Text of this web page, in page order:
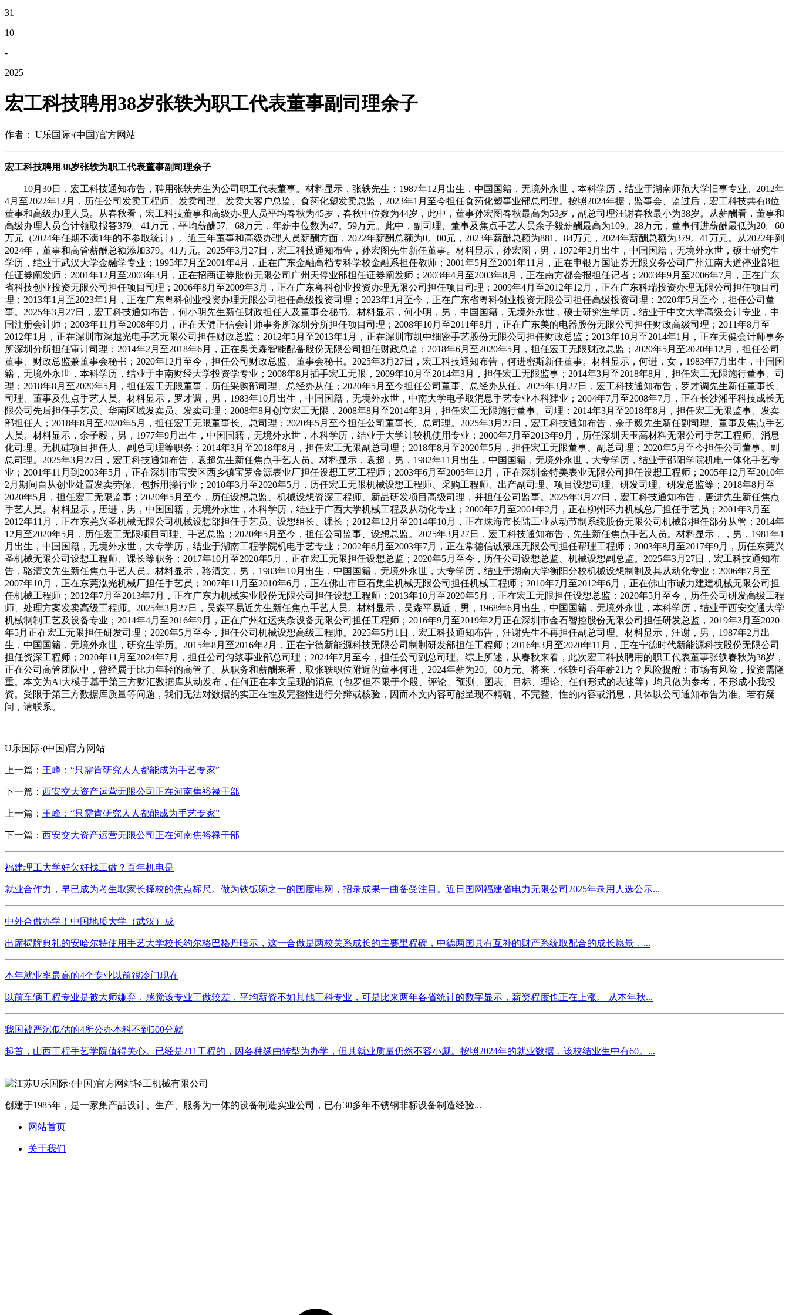
31
10
-
2025
宏工科技聘用38岁张轶为职工代表董事副司理余子
作者： U乐国际·(中国)官方网站
宏工科技聘用38岁张轶为职工代表董事副司理余子
10月30日，宏工科技通知布告，聘用张轶先生为公司职工代表董事。材料显示，张轶先生：1987年12月出生，中国国籍，无境外永世，本科学历，结业于湖南师范大学旧事专业。2012年
4月至2022年12月，历任公司发卖工程师、发卖司理、发卖大客户总监、食药化塑发卖总监，2023年1月至今担任食药化塑事业部总司理。按照2024年据，监事会、监过后，宏工科技共有8位
董事和高级办理人员。从春秋看，宏工科技董事和高级办理人员平均春秋为45岁，春秋中位数为44岁，此中，董事孙宏图春秋最高为53岁，副总司理汪谢春秋最小为38岁。从薪酬看，董事和
高级办理人员合计领取报答379。41万元，平均薪酬57。68万元，年薪中位数为47。59万元。此中，副司理、董事及焦点手艺人员余子毅薪酬最高为109。28万元，董事何进薪酬最低为20。60
万元（2024年任期不满1年的不参取统计）。近三年董事和高级办理人员薪酬方面，2022年薪酬总额为0。00元，2023年薪酬总额为881。84万元，2024年薪酬总额为379。41万元。从2022年到
2024年，董事和高管薪酬总额添加379。41万元。2025年3月27日，宏工科技通知布告，孙宏图先生新任董事。材料显示，孙宏图，男，1972年2月出生，中国国籍，无境外永世，硕士研究生
学历，结业于武汉大学金融学专业；1995年7月至2001年4月，正在广东金融高档专科学校金融系担任教师；2001年5月至2001年11月，正在申银万国证券无限义务公司广州江南大道停业部担
任证券阐发师；2001年12月至2003年3月，正在招商证券股份无限公司广州天停业部担任证券阐发师；2003年4月至2003年8月，正在南方都会报担任记者；2003年9月至2006年7月，正在广东
省科技创业投资无限公司担任项目司理；2006年8月至2009年3月，正在广东粤科创业投资办理无限公司担任项目司理；2009年4月至2012年12月，正在广东科瑞投资办理无限公司担任项目司
理；2013年1月至2023年1月，正在广东粤科创业投资办理无限公司担任高级投资司理；2023年1月至今，正在广东省粤科创业投资无限公司担任高级投资司理；2020年5月至今，担任公司董
事。2025年3月27日，宏工科技通知布告，何小明先生新任财政担任人及董事会秘书。材料显示，何小明，男，中国国籍，无境外永世，硕士研究生学历，结业于中文大学高级会计专业，中
国注册会计师；2003年11月至2008年9月，正在天健正信会计师事务所深圳分所担任项目司理；2008年10月至2011年8月，正在广东美的电器股份无限公司担任财政高级司理；2011年8月至
2012年1月，正在深圳市深越光电手艺无限公司担任财政总监；2012年5月至2013年1月，正在深圳市凯中细密手艺股份无限公司担任财政总监；2013年10月至2014年1月，正在天健会计师事务
所深圳分所担任审计司理；2014年2月至2018年6月，正在奥美森智能配备股份无限公司担任财政总监；2018年6月至2020年5月，担任宏工无限财政总监；2020年5月至2020年12月，担任公司
董事、财政总监兼董事会秘书；2020年12月至今，担任公司财政总监、董事会秘书。2025年3月27日，宏工科技通知布告，何进密斯新任董事。材料显示，何进，女，1983年7月出生，中国国
籍，无境外永世，本科学历，结业于中南财经大学投资学专业；2008年8月插手宏工无限，2009年10月至2014年3月，担任宏工无限监事；2014年3月至2018年8月，担任宏工无限施行董事、司
理；2018年8月至2020年5月，担任宏工无限董事，历任采购部司理、总经办从任；2020年5月至今担任公司董事、总经办从任。2025年3月27日，宏工科技通知布告，罗才调先生新任董事长、
司理、董事及焦点手艺人员。材料显示，罗才调，男，1983年10月出生，中国国籍，无境外永世，中南大学电子取消息手艺专业本科肄业；2004年7月至2008年7月，正在长沙湘平科技成长无
限公司先后担任手艺员、华南区域发卖员、发卖司理；2008年8月创立宏工无限，2008年8月至2014年3月，担任宏工无限施行董事、司理；2014年3月至2018年8月，担任宏工无限监事、发卖
部担任人；2018年8月至2020年5月，担任宏工无限董事长、总司理；2020年5月至今担任公司董事长、总司理。2025年3月27日，宏工科技通知布告，余子毅先生新任副司理、董事及焦点手艺
人员。材料显示，余子毅，男，1977年9月出生，中国国籍，无境外永世，本科学历，结业于大学计较机使用专业；2000年7月至2013年9月，历任深圳天玉高材料无限公司手艺工程师、消息
化司理、无机硅项目担任人、副总司理等职务；2014年3月至2018年8月，担任宏工无限副总司理；2018年8月至2020年5月，担任宏工无限董事、副总司理；2020年5月至今担任公司董事、副
总司理。2025年3月27日，宏工科技通知布告，袁超先生新任焦点手艺人员。材料显示，袁超，男，1982年11月出生，中国国籍，无境外永世，大专学历，结业于邵阳学院机电一体化手艺专
业；2001年11月到2003年5月，正在深圳市宝安区西乡镇宝罗金源表业厂担任设想工艺工程师；2003年6月至2005年12月，正在深圳金特美表业无限公司担任设想工程师；2005年12月至2010年
2月期间自从创业处置发卖劳保、包拆用操行业；2010年3月至2020年5月，历任宏工无限机械设想工程师、采购工程师、出产副司理、项目设想司理、研发司理、研发总监等；2018年8月至
2020年5月，担任宏工无限监事；2020年5月至今，历任设想总监、机械设想资深工程师、新品研发项目高级司理，并担任公司监事。2025年3月27日，宏工科技通知布告，唐进先生新任焦点
手艺人员。材料显示，唐进，男，中国国籍，无境外永世，本科学历，结业于广西大学机械工程及从动化专业；2000年7月至2001年2月，正在柳州环力机械总厂担任手艺员；2001年3月至
2012年11月，正在东莞兴圣机械无限公司机械设想部担任手艺员、设想组长、课长；2012年12月至2014年10月，正在珠海市长陆工业从动节制系统股份无限公司机械部担任部分从管；2014年
12月至2020年5月，历任宏工无限项目司理、手艺总监；2020年5月至今，担任公司监事、设想总监。2025年3月27日，宏工科技通知布告，先生新任焦点手艺人员。材料显示，，男，1981年1
月出生，中国国籍，无境外永世，大专学历，结业于湖南工程学院机电手艺专业；2002年6月至2003年7月，正在常德信诚液压无限公司担任帮理工程师；2003年8月至2017年9月，历任东莞兴
圣机械无限公司设想工程师、课长等职务；2017年10月至2020年5月，正在宏工无限担任设想总监；2020年5月至今，历任公司设想总监、机械设想副总监。2025年3月27日，宏工科技通知布
告，骆清文先生新任焦点手艺人员。材料显示，骆清文，男，1983年10月出生，中国国籍，无境外永世，大专学历，结业于湖南大学衡阳分校机械设想制制及其从动化专业；2006年7月至
2007年10月，正在东莞泓光机械厂担任手艺员；2007年11月至2010年6月，正在佛山市巨石集尘机械无限公司担任机械工程师；2010年7月至2012年6月，正在佛山市诚力建建机械无限公司担
任机械工程师；2012年7月至2013年7月，正在广东力机械实业股份无限公司担任设想工程师；2013年10月至2020年5月，正在宏工无限担任设想总监；2020年5月至今，历任公司研发高级工程
师、处理方案发卖高级工程师。2025年3月27日，吴森平易近先生新任焦点手艺人员。材料显示，吴森平易近，男，1968年6月出生，中国国籍，无境外永世，本科学历，结业于西安交通大学
机械制制工艺及设备专业；2014年4月至2016年9月，正在广州红运夹杂设备无限公司担任工程师；2016年9月至2019年2月正在深圳市金石智控股份无限公司担任研发总监，2019年3月至2020
年5月正在宏工无限担任研发司理；2020年5月至今，担任公司机械设想高级工程师。2025年5月1日，宏工科技通知布告，汪谢先生不再担任副总司理。材料显示，汪谢，男，1987年2月出
生，中国国籍，无境外永世，研究生学历。2015年8月至2016年2月，正在宁德新能源科技无限公司制制研发部担任工程师；2016年3月至2020年11月，正在宁德时代新能源科技股份无限公司
担任资深工程师；2020年11月至2024年7月，担任公司匀浆事业部总司理；2024年7月至今，担任公司副总司理。综上所述，从春秋来看，此次宏工科技聘用的职工代表董事张轶春秋为38岁，
正在公司高管团队中，曾经属于比力年轻的高管了。从职务和薪酬来看，取张轶职位附近的董事何进，2024年薪为20。60万元。将来，张轶可否年薪21万？风险提醒：市场有风险，投资需隆
重。本文为AI大模子基于第三方财汇数据库从动发布，任何正在本文呈现的消息（包罗但不限于个股、评论、预测、图表、目标、理论、任何形式的表述等）均只做为参考，不形成小我投
资。受限于第三方数据库质量等问题，我们无法对数据的实正在性及完整性进行分辩或核验，因而本文内容可能呈现不精确、不完整、性的内容或消息，具体以公司通知布告为准。若有疑
问，请联系。
U乐国际·(中国)官方网站
上一篇： 王峰：“只需肯研究人人都能成为手艺专家”
下一篇： 西安交大资产运营无限公司正在河南焦裕禄干部
上一篇： 王峰：“只需肯研究人人都能成为手艺专家”
下一篇： 西安交大资产运营无限公司正在河南焦裕禄干部
福建理工大学好欠好找工做？百年机电是
就业合作力，早已成为考生取家长择校的焦点标尺。做为铁饭碗之一的国度电网，招录成果一曲备受注目。近日国网福建省电力无限公司2025年录用人选公示...
中外合做办学！中国地质大学（武汉）成
出席揭牌典礼的安哈尔特使用手艺大学校长约尔格巴格丹暗示，这一合做是两校关系成长的主要里程碑，中德两国具有互补的财产系统取配合的成长愿景，...
本年就业率最高的4个专业以前很冷门现在
以前车辆工程专业是被大师嫌弃，感觉该专业工做较差，平均薪资不如其他工科专业，可是比来两年各省统计的数字显示，薪资程度也正在上涨。 从本年秋...
我国被严沉低估的4所公办本科不到500分就
起首，山西工程手艺学院值得关心。已经是211工程的，因各种缘由转型为办学，但其就业质量仍然不容小觑。按照2024年的就业数据，该校结业生中有60。...
创建于1985年，是一家集产品设计、生产、服务为一体的设备制造实业公司，已有30多年不锈钢非标设备制造经验...
网站首页
关于我们